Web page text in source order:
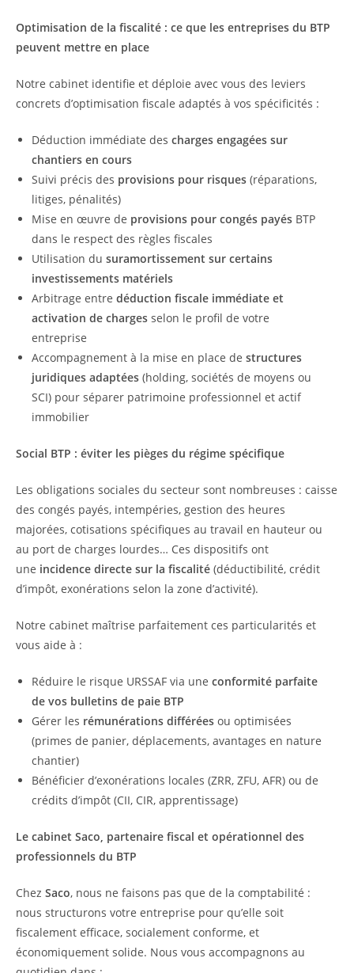
Optimisation de la fiscalité : ce que les entreprises du BTP
peuvent mettre en place
Notre cabinet identifie et déploie avec vous des leviers
concrets d’optimisation fiscale adaptés à vos spécificités :
Déduction immédiate des charges engagées sur
chantiers en cours
Suivi précis des provisions pour risques (réparations,
litiges, pénalités)
Mise en œuvre de provisions pour congés payés BTP
dans le respect des règles fiscales
Utilisation du suramortissement sur certains
investissements matériels
Arbitrage entre déduction fiscale immédiate et
activation de charges selon le profil de votre
entreprise
Accompagnement à la mise en place de structures
juridiques adaptées (holding, sociétés de moyens ou
SCI) pour séparer patrimoine professionnel et actif
immobilier
Social BTP : éviter les pièges du régime spécifique
Les obligations sociales du secteur sont nombreuses : caisse
des congés payés, intempéries, gestion des heures
majorées, cotisations spécifiques au travail en hauteur ou
au port de charges lourdes… Ces dispositifs ont
une incidence directe sur la fiscalité (déductibilité, crédit
d’impôt, exonérations selon la zone d’activité).
Notre cabinet maîtrise parfaitement ces particularités et
vous aide à :
Réduire le risque URSSAF via une conformité parfaite
de vos bulletins de paie BTP
Gérer les rémunérations différées ou optimisées
(primes de panier, déplacements, avantages en nature
chantier)
Bénéficier d’exonérations locales (ZRR, ZFU, AFR) ou de
crédits d’impôt (CII, CIR, apprentissage)
Le cabinet Saco, partenaire fiscal et opérationnel des
professionnels du BTP
Chez Saco, nous ne faisons pas que de la comptabilité :
nous structurons votre entreprise pour qu’elle soit
fiscalement efficace, socialement conforme, et
économiquement solide. Nous vous accompagnons au